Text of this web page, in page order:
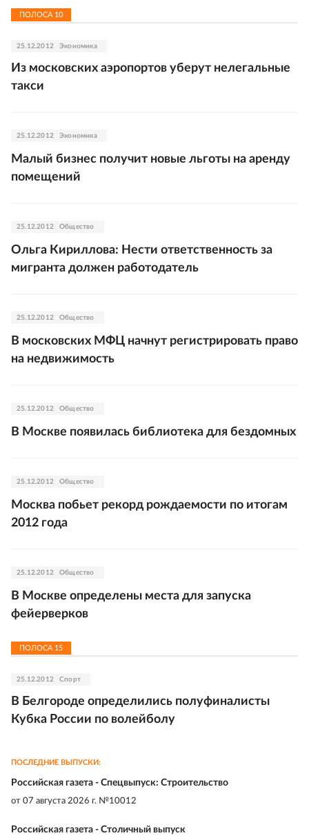
ПОЛОСА 10
25.12.2012 Экономика
Из московских аэропортов уберут нелегальные
такси
25.12.2012 Экономика
Малый бизнес получит новые льготы на аренду
помещений
25.12.2012 Общество
Ольга Кириллова: Нести ответственность за
мигранта должен работодатель
25.12.2012 Общество
В московских МФЦ начнут регистрировать право
на недвижимость
25.12.2012 Общество
В Москве появилась библиотека для бездомных
25.12.2012 Общество
Москва побьет рекорд рождаемости по итогам
2012 года
25.12.2012 Общество
В Москве определены места для запуска
фейерверков
ПОЛОСА 15
25.12.2012 Спорт
В Белгороде определились полуфиналисты
Кубка России по волейболу
ПОСЛЕДНИЕ ВЫПУСКИ:
Российская газета - Спецвыпуск: Строительство
от 07 августа 2026 г. №10012
Российская газета - Столичный выпуск